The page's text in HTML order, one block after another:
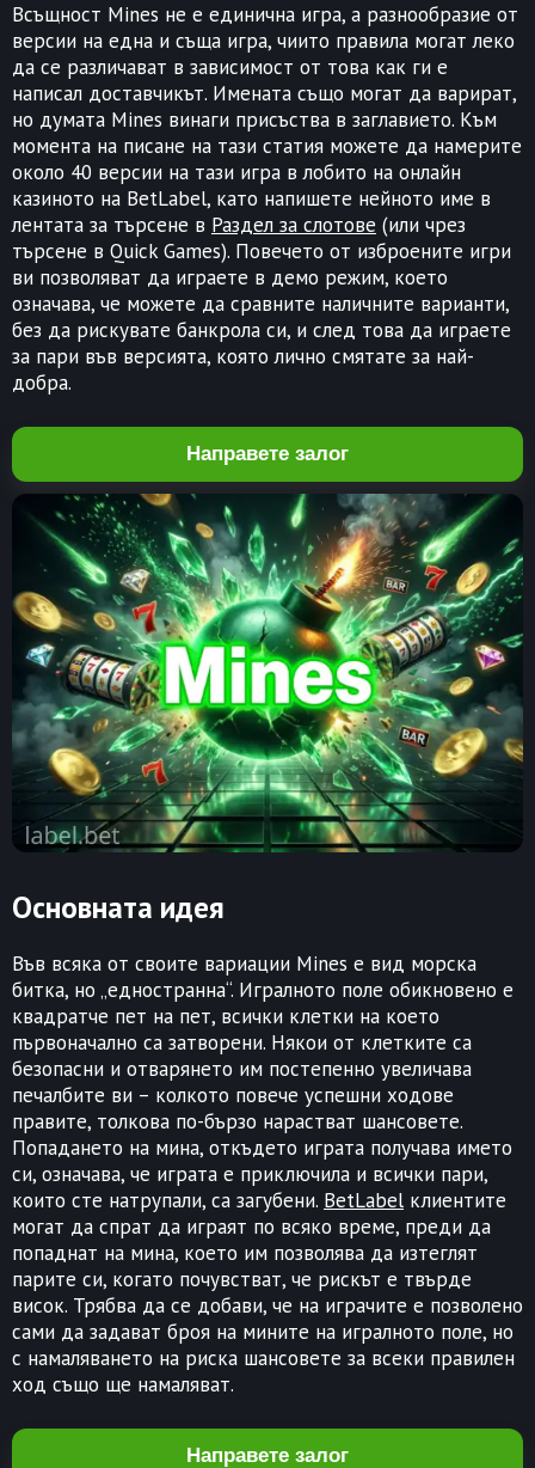
Всъщност Mines не е единична игра, а разнообразие от
версии на една и съща игра, чиито правила могат леко
да се различават в зависимост от това как ги е
написал доставчикът. Имената също могат да варират,
но думата Mines винаги присъства в заглавието. Към
момента на писане на тази статия можете да намерите
около 40 версии на тази игра в лобито на онлайн
казиното на BetLabel, като напишете нейното име в
лентата за търсене в Раздел за слотове (или чрез
търсене в Quick Games). Повечето от изброените игри
ви позволяват да играете в демо режим, което
означава, че можете да сравните наличните варианти,
без да рискувате банкрола си, и след това да играете
за пари във версията, която лично смятате за най-
добра.
Направете залог
Основната идея
Във всяка от своите вариации Mines е вид морска
битка, но „едностранна“. Игралното поле обикновено е
квадратче пет на пет, всички клетки на което
първоначално са затворени. Някои от клетките са
безопасни и отварянето им постепенно увеличава
печалбите ви – колкото повече успешни ходове
правите, толкова по-бързо нарастват шансовете.
Попадането на мина, откъдето играта получава името
си, означава, че играта е приключила и всички пари,
които сте натрупали, са загубени. BetLabel клиентите
могат да спрат да играят по всяко време, преди да
попаднат на мина, което им позволява да изтеглят
парите си, когато почувстват, че рискът е твърде
висок. Трябва да се добави, че на играчите е позволено
сами да задават броя на мините на игралното поле, но
с намаляването на риска шансовете за всеки правилен
ход също ще намаляват.
Направете залог